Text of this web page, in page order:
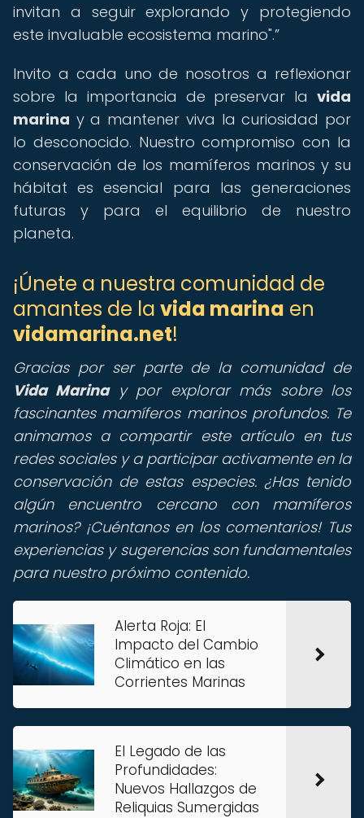
invitan a seguir explorando y protegiendo
este invaluable ecosistema marino".
Invito a cada uno de nosotros a reflexionar
sobre la importancia de preservar la vida
marina y a mantener viva la curiosidad por
lo desconocido. Nuestro compromiso con la
conservación de los mamíferos marinos y su
hábitat es esencial para las generaciones
futuras y para el equilibrio de nuestro
planeta.
¡Únete a nuestra comunidad de
amantes de la vida marina en
vidamarina.net!
Gracias por ser parte de la comunidad de
Vida Marinay por explorar más sobre los
fascinantes mamíferos marinos profundos. Te
animamos a compartir este artículo en tus
redes sociales y a participar activamente en la
conservación de estas especies. ¿Has tenido
algún encuentro cercano con mamíferos
marinos? ¡Cuéntanos en los comentarios! Tus
experiencias y sugerencias son fundamentales
para nuestro próximo contenido.
Alerta Roja: El
Impacto del Cambio
Climático en las
Corrientes Marinas
El Legado de las
Profundidades:
Nuevos Hallazgos de
Reliquias Sumergidas